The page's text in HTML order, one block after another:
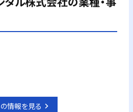
情報を見る